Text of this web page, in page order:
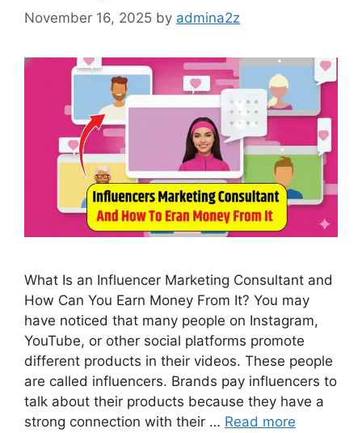
November 16, 2025 by admina2z
What Is an Influencer Marketing Consultant and
How Can You Earn Money From It? You may
have noticed that many people on Instagram,
YouTube, or other social platforms promote
different products in their videos. These people
are called influencers. Brands pay influencers to
talk about their products because they have a
strong connection with their … Read more